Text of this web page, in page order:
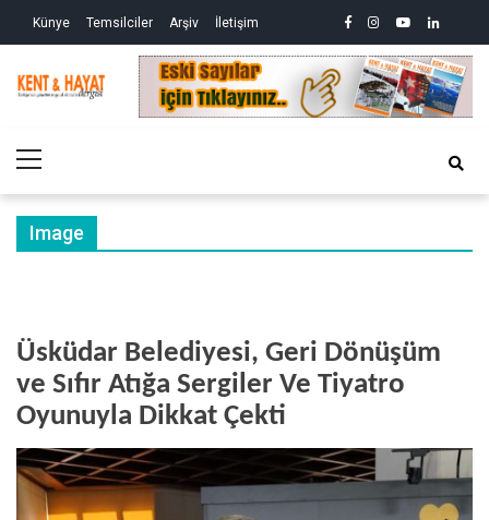
Künye Temsilciler Arşiv İletişim facebook
instagram
youtubelinkedin
ve
Kent&Hayat
Yönetim ve Genel Aktüalite Dergisi
Menu
Image
Üsküdar Belediyesi, Geri Dönüşüm
ve Sıfır Atığa Sergiler Ve Tiyatro
Oyunuyla Dikkat Çekti